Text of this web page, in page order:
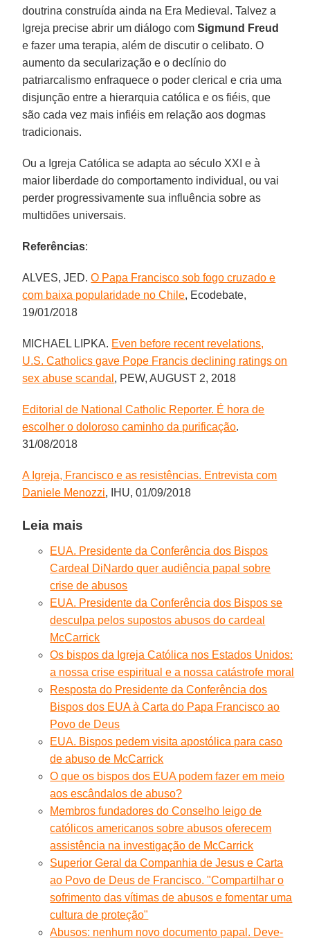
doutrina construída ainda na Era Medieval. Talvez a
Igreja precise abrir um diálogo comSigmund Freud
e fazer uma terapia, além de discutir o celibato. O
aumento da secularização e o declínio do
patriarcalismo enfraquece o poder clerical e cria uma
disjunção entre a hierarquia católica e os fiéis, que
são cada vez mais infiéis em relação aos dogmas
tradicionais.
Ou a Igreja Católica se adapta ao século XXI e à
maior liberdade do comportamento individual, ou vai
perder progressivamente sua influência sobre as
multidões universais.
Referências:
ALVES, JED.O Papa Francisco sob fogo cruzado e
com baixa popularidade no Chile, Ecodebate,
19/01/2018
MICHAEL LIPKA. Even before recent revelations,
U.S. Catholics gave Pope Francis declining ratings on
sex abuse scandal , PEW, AUGUST 2, 2018
Editorial de National Catholic Reporter. É hora de
escolher o doloroso caminho da purificação.
31/08/2018
A Igreja, Francisco e as resistências. Entrevista com
Daniele Menozzi, IHU, 01/09/2018
Leia mais
EUA. Presidente da Conferência dos Bispos
Cardeal DiNardo quer audiência papal sobre
crise de abusos
EUA. Presidente da Conferência dos Bispos se
desculpa pelos supostos abusos do cardeal
McCarrick
Os bispos da Igreja Católica nos Estados Unidos:
a nossa crise espiritual e a nossa catástrofe moral
Resposta do Presidente da Conferência dos
Bispos dos EUA à Carta do Papa Francisco ao
Povo de Deus
EUA. Bispos pedem visita apostólica para caso
de abuso de McCarrick
O que os bispos dos EUA podem fazer em meio
aos escândalos de abuso?
Membros fundadores do Conselho leigo de
católicos americanos sobre abusos oferecem
assistência na investigação de McCarrick
Superior Geral da Companhia de Jesus e Carta
ao Povo de Deus de Francisco. "Compartilhar o
sofrimento das vítimas de abusos e fomentar uma
cultura de proteção"
Abusos: nenhum novo documento papal. Deve-